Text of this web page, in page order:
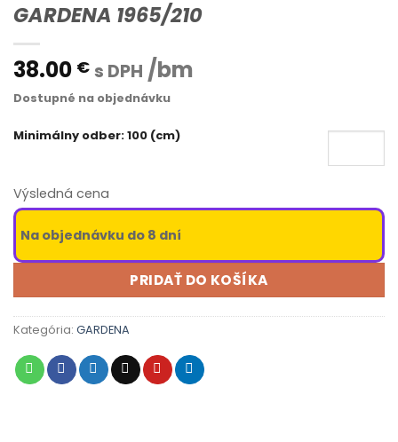
GARDENA 1965/210
38.00 € s DPH /bm
Dostupné na objednávku
Minimálny odber: 100 (cm)
Výsledná cena
Na objednávku do 8 dní
PRIDAŤ DO KOŠÍKA
Kategória: GARDENA